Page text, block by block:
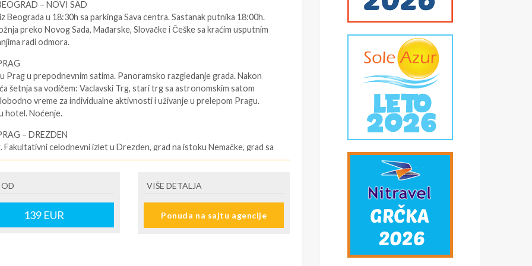
– NOVI SAD
Beograda u 18:30h sa parkinga Sava centra. Sastanak putnika 18:00h.
preko Novog Sada, Mađarske, Slovačke i Češke sa kraćim usputnim
radi odmora.
Prag u prepodnevnim satima. Panoramsko razgledanje grada. Nakon
šetnja sa vodičem: Vaclavski Trg, stari trg sa astronomskim satom
vreme za individualne aktivnosti i uživanje u prelepom Pragu.
hotel. Noćenje.
– DREZDEN
Fakultativni celodnevni izlet u Drezden, grad na istoku Nemačke, grad sa
zdanja: Opera Zemper, Palata Cvinger (u kojoj se nalazi čuvena
Slobodno vreme i prilika da ovaj grad osetite u njegovoj čaroliji.
– KARLOVE VARI
Fakultativni odlazak na izlet u Karlove Vari jednu od najlepših banja
139EUR
VIŠE DETALJA
Ponuda na sajtu agencije